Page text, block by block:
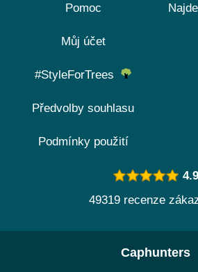
Pomoc
Můj účet
#StyleForTrees
Předvolby souhlasu
Podmínky použití
4.9
49319 recenze
Caphunters